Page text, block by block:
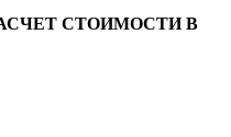
СТОИМОСТИ В